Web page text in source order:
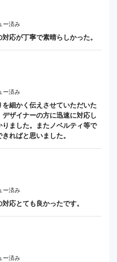
ー済み
応が丁寧で素晴らしかった。
ー済み
細かく伝えさせていただいた
ザイナーの方に迅速に対応し
ました。またノベルティ等で
ればと思いました。
ー済み
応とても良かったです。
ー済み